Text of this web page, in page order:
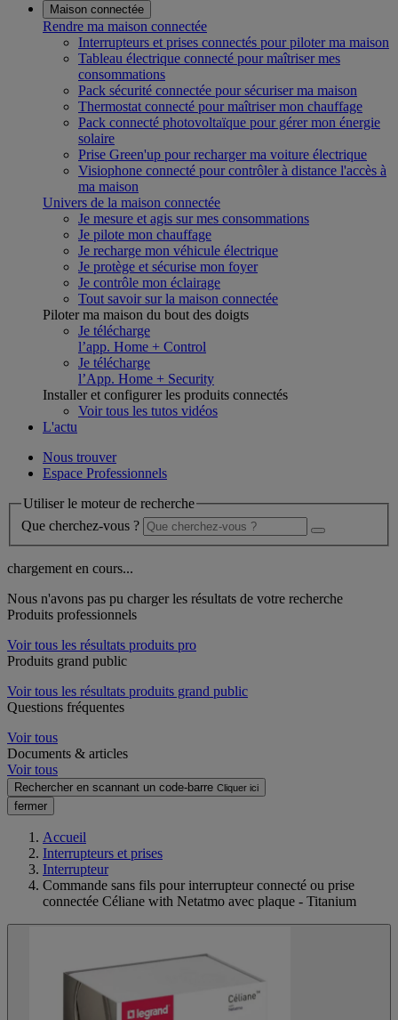
Maison connectée
Rendre ma maison connectée
Interrupteurs et prises connectés pour piloter ma maison
Tableau électrique connecté pour maîtriser mes
consommations
Pack sécurité connectée pour sécuriser ma maison
Thermostat connecté pour maîtriser mon chauffage
Pack connecté photovoltaïque pour gérer mon énergie
solaire
Prise Green'up pour recharger ma voiture électrique
Visiophone connecté pour contrôler à distance l'accès à
ma maison
Univers de la maison connectée
Je mesure et agis sur mes consommations
Je pilote mon chauffage
Je recharge mon véhicule électrique
Je protège et sécurise mon foyer
Je contrôle mon éclairage
Tout savoir sur la maison connectée
Piloter ma maison du bout des doigts
Je télécharge
l’app. Home + Control
Je télécharge
l’App. Home + Security
Installer et configurer les produits connectés
Voir tous les tutos vidéos
L'actu
Nous trouver
Espace Professionnels
Utiliser le moteur de recherche
Que cherchez-vous ?
chargement en cours...
Nous n'avons pas pu charger les résultats de votre recherche
Produits professionnels
Voir tous les résultats produits pro
Produits grand public
Voir tous les résultats produits grand public
Questions fréquentes
Voir tous
Documents & articles
Voir tous
Rechercher en scannant un code-barre Cliquer ici
fermer
Accueil
Interrupteurs et prises
Interrupteur
Commande sans fils pour interrupteur connecté ou prise
connectée Céliane with Netatmo avec plaque - Titanium